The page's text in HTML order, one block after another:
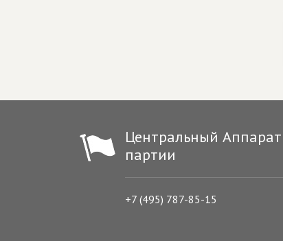
Центральный Аппарат
партии
+7 (495) 787-85-15